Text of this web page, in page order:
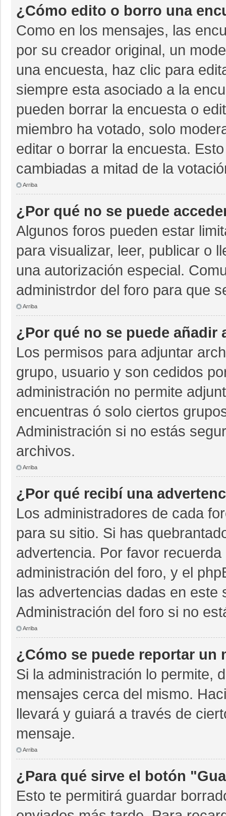
¿Cómo edito o borro una
Como en los mensajes, las
por su creador original, un
una encuesta, haz clic para
siempre esta asociado a la
pueden borrar la encuesta o
miembro ha votado, solo
editar o borrar la encuesta.
cambiadas a mitad de la
Arriba
¿Por qué no se puede
Algunos foros pueden estar
para visualizar, leer, publicar o
una autorización especial.
administrdor del foro para que
Arriba
¿Por qué no se puede
Los permisos para adjuntar
grupo, usuario y son cedidos
administración no permite
encuentras ó solo ciertos
Administración si no estás
archivos.
Arriba
¿Por qué recibí una
Los administradores de cada
para su sitio. Si has
advertencia. Por favor
administración del foro, y el
las advertencias dadas en este
Administración del foro si no
Arriba
¿Cómo se puede reportar un
Si la administración lo permite,
mensajes cerca del mismo.
llevará y guiará a través de
mensaje.
Arriba
¿Para qué sirve el botón
Esto te permitirá guardar